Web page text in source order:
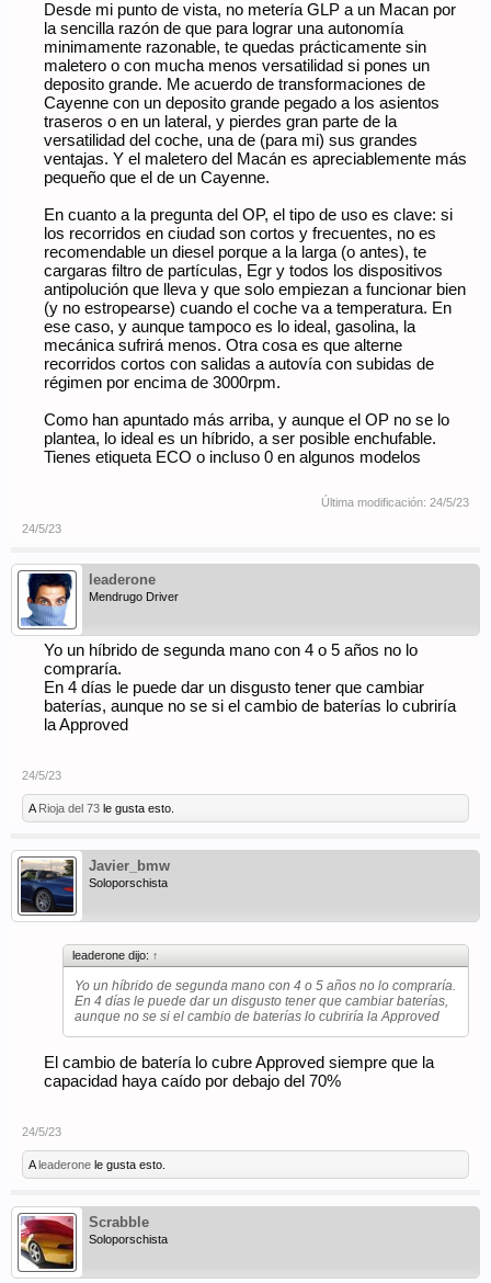
Desde mi punto de vista, no metería GLP a un Macan por
la sencilla razón de que para lograr una autonomía
minimamente razonable, te quedas prácticamente sin
maletero o con mucha menos versatilidad si pones un
deposito grande. Me acuerdo de transformaciones de
Cayenne con un deposito grande pegado a los asientos
traseros o en un lateral, y pierdes gran parte de la
versatilidad del coche, una de (para mi) sus grandes
ventajas. Y el maletero del Macán es apreciablemente más
pequeño que el de un Cayenne.
En cuanto a la pregunta del OP, el tipo de uso es clave: si
los recorridos en ciudad son cortos y frecuentes, no es
recomendable un diesel porque a la larga (o antes), te
cargaras filtro de partículas, Egr y todos los dispositivos
antipolución que lleva y que solo empiezan a funcionar bien
(y no estropearse) cuando el coche va a temperatura. En
ese caso, y aunque tampoco es lo ideal, gasolina, la
mecánica sufrirá menos. Otra cosa es que alterne
recorridos cortos con salidas a autovía con subidas de
régimen por encima de 3000rpm.
Como han apuntado más arriba, y aunque el OP no se lo
plantea, lo ideal es un híbrido, a ser posible enchufable.
Tienes etiqueta ECO o incluso 0 en algunos modelos
Última modificación: 24/5/23
24/5/23
leaderone
Mendrugo Driver
Yo un híbrido de segunda mano con 4 o 5 años no lo
compraría.
En 4 días le puede dar un disgusto tener que cambiar
baterías, aunque no se si el cambio de baterías lo cubriría
la Approved
24/5/23
A Rioja del 73 le gusta esto.
Javier_bmw
Soloporschista
leaderone dijo: ↑
Yo un híbrido de segunda mano con 4 o 5 años no lo compraría.
En 4 días le puede dar un disgusto tener que cambiar baterías,
aunque no se si el cambio de baterías lo cubriría la Approved
El cambio de batería lo cubre Approved siempre que la
capacidad haya caído por debajo del 70%
24/5/23
Aleaderone le gusta esto.
Scrabble
Soloporschista